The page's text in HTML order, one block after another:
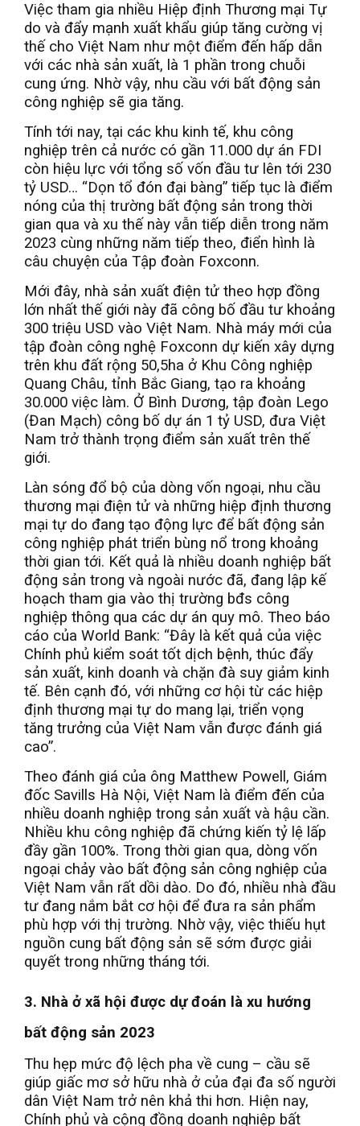
Việc tham gia nhiều Hiệp định Thương mại Tự
do và đẩy mạnh xuất khẩu giúp tăng cường vị
thế cho Việt Nam như một điểm đến hấp dẫn
với các nhà sản xuất, là 1 phần trong chuỗi
cung ứng. Nhờ vậy, nhu cầu với bất động sản
công nghiệp sẽ gia tăng.
Tính tới nay, tại các khu kinh tế, khu công
nghiệp trên cả nước có gần 11.000 dự án FDI
còn hiệu lực với tổng số vốn đầu tư lên tới 230
tỷ USD… “Dọn tổ đón đại bàng” tiếp tục là điểm
nóng của thị trường bất động sản trong thời
gian qua và xu thế này vẫn tiếp diễn trong năm
2023 cùng những năm tiếp theo, điển hình là
câu chuyện của Tập đoàn Foxconn.
Mới đây, nhà sản xuất điện tử theo hợp đồng
lớn nhất thế giới này đã công bố đầu tư khoảng
300 triệu USD vào Việt Nam. Nhà máy mới của
tập đoàn công nghệ Foxconn dự kiến xây dựng
trên khu đất rộng 50,5ha ở Khu Công nghiệp
Quang Châu, tỉnh Bắc Giang, tạo ra khoảng
30.000 việc làm. Ở Bình Dương, tập đoàn Lego
(Đan Mạch) công bố dự án 1 tỷ USD, đưa Việt
Nam trở thành trọng điểm sản xuất trên thế
giới.
Làn sóng đổ bộ của dòng vốn ngoại, nhu cầu
thương mại điện tử và những hiệp định thương
mại tự do đang tạo động lực để bất động sản
công nghiệp phát triển bùng nổ trong khoảng
thời gian tới. Kết quả là nhiều doanh nghiệp bất
động sản trong và ngoài nước đã, đang lập kế
hoạch tham gia vào thị trường bđs công
nghiệp thông qua các dự án quy mô. Theo báo
cáo của World Bank: “Đây là kết quả của việc
Chính phủ kiểm soát tốt dịch bệnh, thúc đẩy
sản xuất, kinh doanh và chặn đà suy giảm kinh
tế. Bên cạnh đó, với những cơ hội từ các hiệp
định thương mại tự do mang lại, triển vọng
tăng trưởng của Việt Nam vẫn được đánh giá
cao”.
Theo đánh giá của ông Matthew Powell, Giám
đốc Savills Hà Nội, Việt Nam là điểm đến của
nhiều doanh nghiệp trong sản xuất và hậu cần.
Nhiều khu công nghiệp đã chứng kiến tỷ lệ lấp
đầy gần 100%. Trong thời gian qua, dòng vốn
ngoại chảy vào bất động sản công nghiệp của
Việt Nam vẫn rất dồi dào. Do đó, nhiều nhà đầu
tư đang nắm bắt cơ hội để đưa ra sản phẩm
phù hợp với thị trường. Nhờ vậy, việc thiếu hụt
nguồn cung bất động sản sẽ sớm được giải
quyết trong những tháng tới.
3. Nhà ở xã hội được dự đoán là xu hướng
bất động sản 2023
Thu hẹp mức độ lệch pha về cung – cầu sẽ
giúp giấc mơ sở hữu nhà ở của đại đa số người
dân Việt Nam trở nên khả thi hơn. Hiện nay,
Chính phủ và cộng đồng doanh nghiệp bất